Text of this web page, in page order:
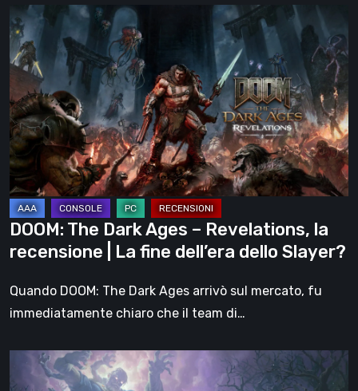
DOOM:
The
Dark
Ages
–
Revelations,
la
recensione
|
La
fine
dell’era
dello
Slayer?
DOOM: The Dark Ages – Revelations, la
recensione | La fine dell’era dello Slayer?
Quando DOOM: The Dark Ages arrivò sul mercato, fu
immediatamente chiaro che il team di…
Clock: